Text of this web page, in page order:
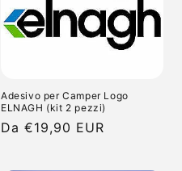
Adesivo per Camper Logo
ELNAGH (kit 2 pezzi)
Prezzo
listino
Da €19,90 EUR